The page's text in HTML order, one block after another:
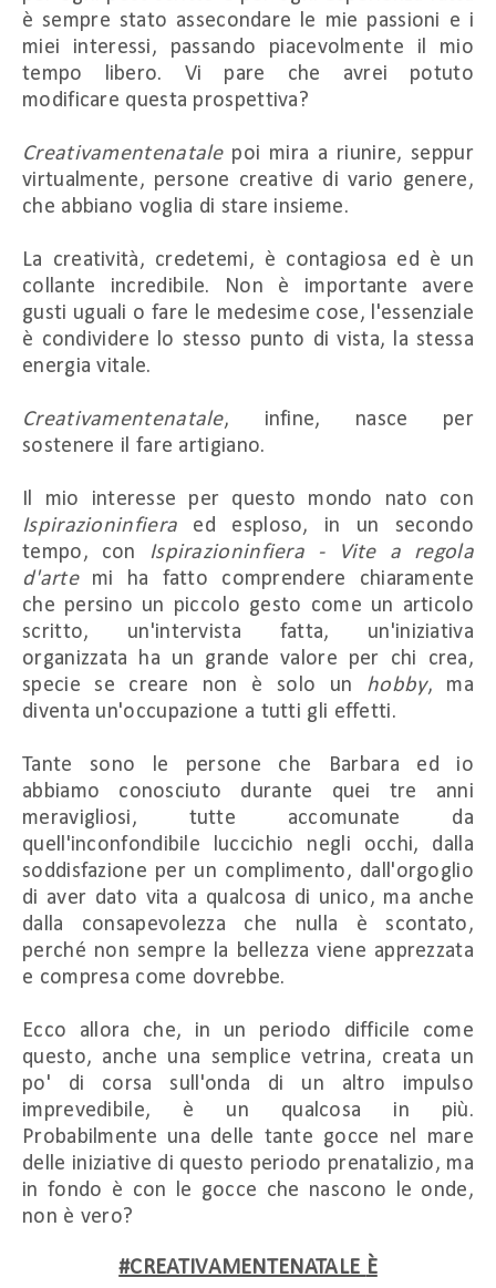
è sempre stato assecondare le mie passioni e i
miei interessi, passando piacevolmente il mio
tempo libero. Vi pare che avrei potuto
modificare questa prospettiva?
Creativamentenatalepoi mira a riunire, seppur
virtualmente, persone creative di vario genere,
che abbiano voglia di stare insieme.
La creatività, credetemi, è contagiosa ed è un
collante incredibile. Non è importante avere
gusti uguali o fare le medesime cose, l'essenziale
è condividere lo stesso punto di vista, la stessa
energia vitale.
Creativamentenatale, infine, nasce per
sostenere il fare artigiano.
Il mio interesse per questo mondo nato con
Ispirazioninfiera ed esploso, in un secondo
tempo, con Ispirazioninfiera - Vite a regola
d'arte mi ha fatto comprendere chiaramente
che persino un piccolo gesto come un articolo
scritto, un'intervista fatta, un'iniziativa
organizzata ha un grande valore per chi crea,
specie se creare non è solo un hobby, ma
diventa un'occupazione a tutti gli effetti.
Tante sono le persone che Barbara ed io
abbiamo conosciuto durante quei tre anni
meravigliosi, tutte accomunate da
quell'inconfondibile luccichio negli occhi, dalla
soddisfazione per un complimento, dall'orgoglio
di aver dato vita a qualcosa di unico, ma anche
dalla consapevolezza che nulla è scontato,
perché non sempre la bellezza viene apprezzata
e compresa come dovrebbe.
Ecco allora che, in un periodo difficile come
questo, anche una semplice vetrina, creata un
po' di corsa sull'onda di un altro impulso
imprevedibile, è un qualcosa in più.
Probabilmente una delle tante gocce nel mare
delle iniziative di questo periodo prenatalizio, ma
in fondo è con le gocce che nascono le onde,
non è vero?
#CREATIVAMENTENATALE È